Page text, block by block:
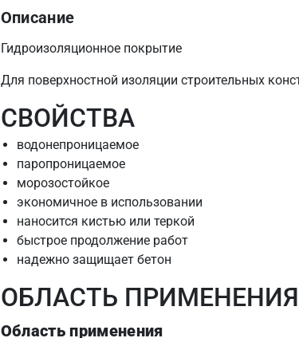
Описание
Гидроизоляционное покрытие
Для поверхностной изоляции строительных
СВОЙСТВА
водонепроницаемое
паропроницаемое
морозостойкое
экономичное в использовании
наносится кистью или теркой
быстрое продолжение работ
надежно защищает бетон
ОБЛАСТЬ ПРИМЕНЕНИЯ
Область применения